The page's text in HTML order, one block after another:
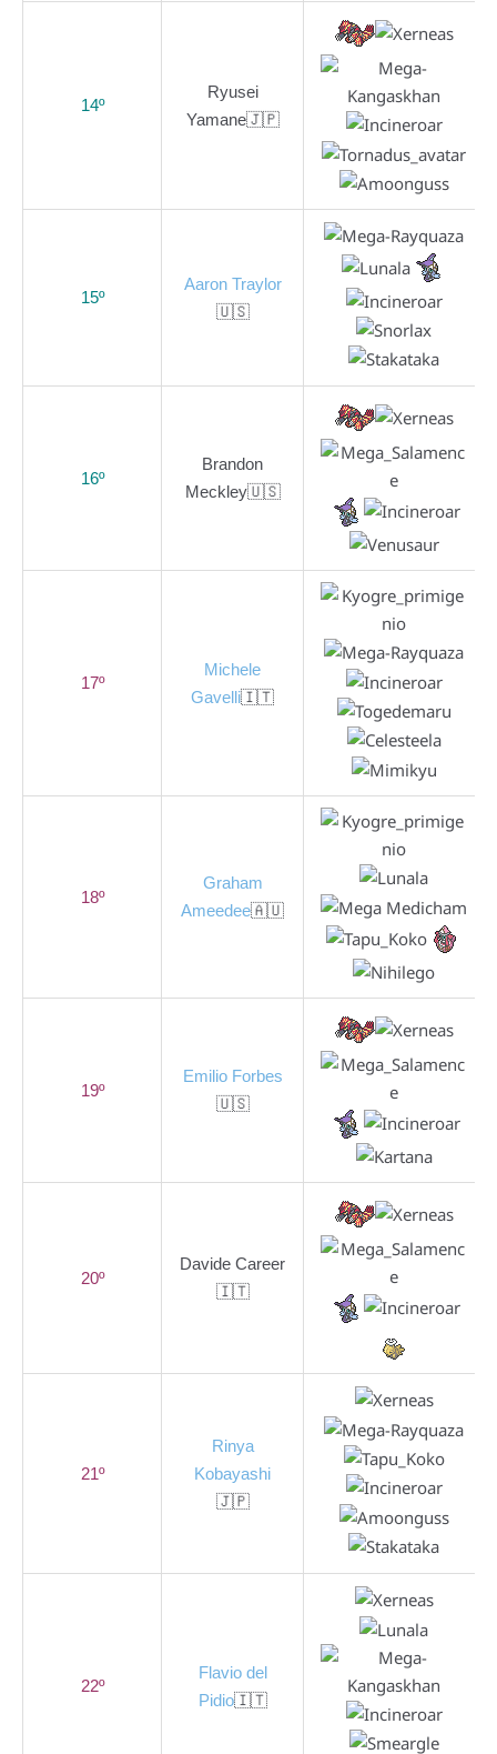
14º
Ryusei
Yamane🇯🇵
15º
Aaron Traylor
🇺🇸
16º
Brandon
Meckley🇺🇸
17º
Michele
Gavelli🇮🇹
18º
Graham
Ameedee🇦🇺
19º
Emilio Forbes
🇺🇸
20º
Davide Career
🇮🇹
21º
Rinya
Kobayashi
🇯🇵
22º
Flavio del
Pidio🇮🇹